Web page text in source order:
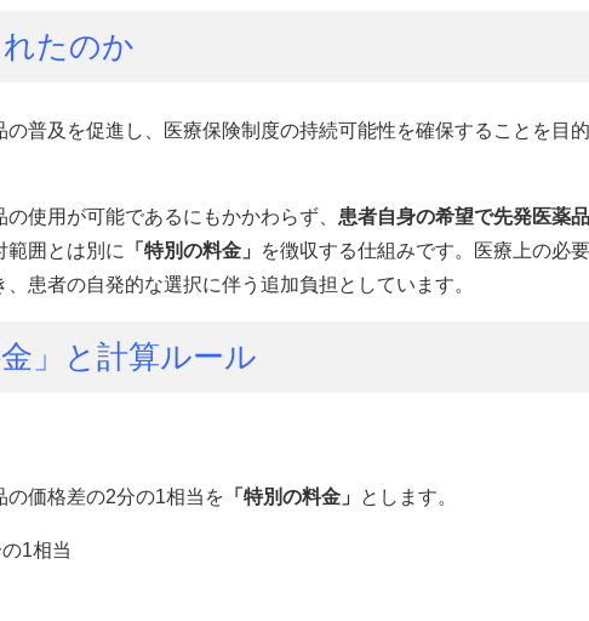
たのか
の普及を促進し、医療保険制度の持続可能性を確保することを目
使用が可能であるにもかかわらず、 患者自身の希望で先発医薬
範囲とは別に 「特別の料金」
を徴収する仕組みです。医療上の必
患者の自発的な選択に伴う追加負担としています。
」と計算ルール
の価格差の2分の1相当を 「特別の料金」 とします。
1相当